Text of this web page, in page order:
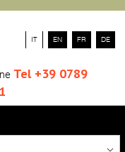
IT EN FR DE
Tel +39 0789